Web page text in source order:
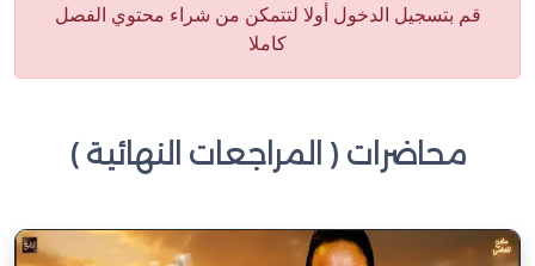
قم بتسجيل الدخول أولا لتتمكن من شراء محتوي الفصل
كاملا
محاضرات ( المراجعات النهائية )